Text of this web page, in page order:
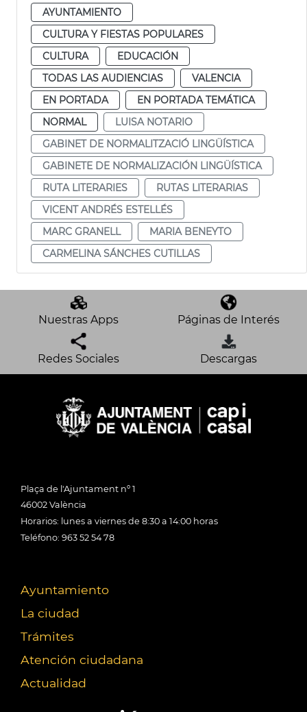
AYUNTAMIENTO
CULTURA Y FIESTAS POPULARES
CULTURA
EDUCACIÓN
TODAS LAS AUDIENCIAS
VALENCIA
EN PORTADA
EN PORTADA TEMÁTICA
NORMAL
LUISA NOTARIO
GABINET DE NORMALITZACIÓ LINGÜÍSTICA
GABINETE DE NORMALIZACIÓN LINGÜÍSTICA
RUTA LITERARIES
RUTAS LITERARIAS
VICENT ANDRÉS ESTELLÉS
MARC GRANELL
MARIA BENEYTO
CARMELINA SÁNCHES CUTILLAS
Nuestras Apps Páginas de Interés
Redes Sociales Descargas
Plaça de l'Ajuntament nº 1
46002 València
Horarios: lunes a viernes de 8:30 a 14:00 horas
Teléfono: 963 52 54 78
Ayuntamiento
La ciudad
Trámites
Atención ciudadana
Actualidad